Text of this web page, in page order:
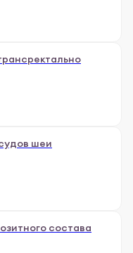
шеи
состава